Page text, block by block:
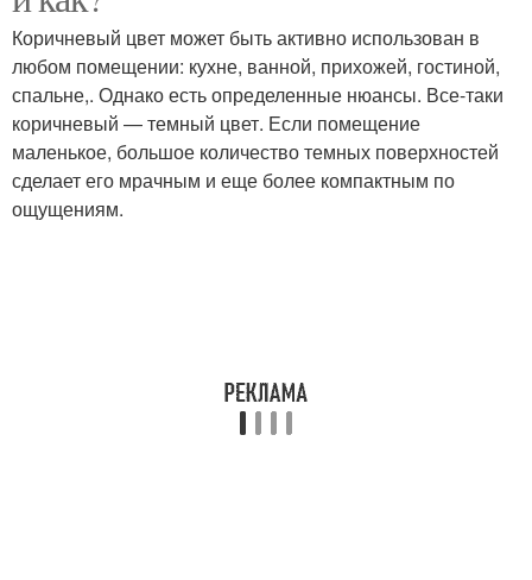
Коричневый цвет может быть активно использован в
любом помещении: кухне, ванной, прихожей, гостиной,
спальне,. Однако есть определенные нюансы. Все-таки
коричневый — темный цвет. Если помещение
маленькое, большое количество темных поверхностей
сделает его мрачным и еще более компактным по
ощущениям.